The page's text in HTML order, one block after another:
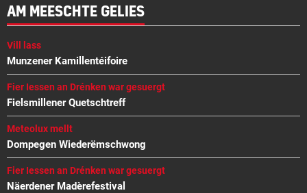
AM MEESCHTE GELIES
Vill lass
Munzener Kamillentéifoire
Fier Iessen an Drénken war gesuergt
Fielsmillener Quetschtreff
Meteolux mellt
Dompegen Wiederëmschwong
Fier Iessen an Drénken war gesuergt
Näerdener Madèrefestival